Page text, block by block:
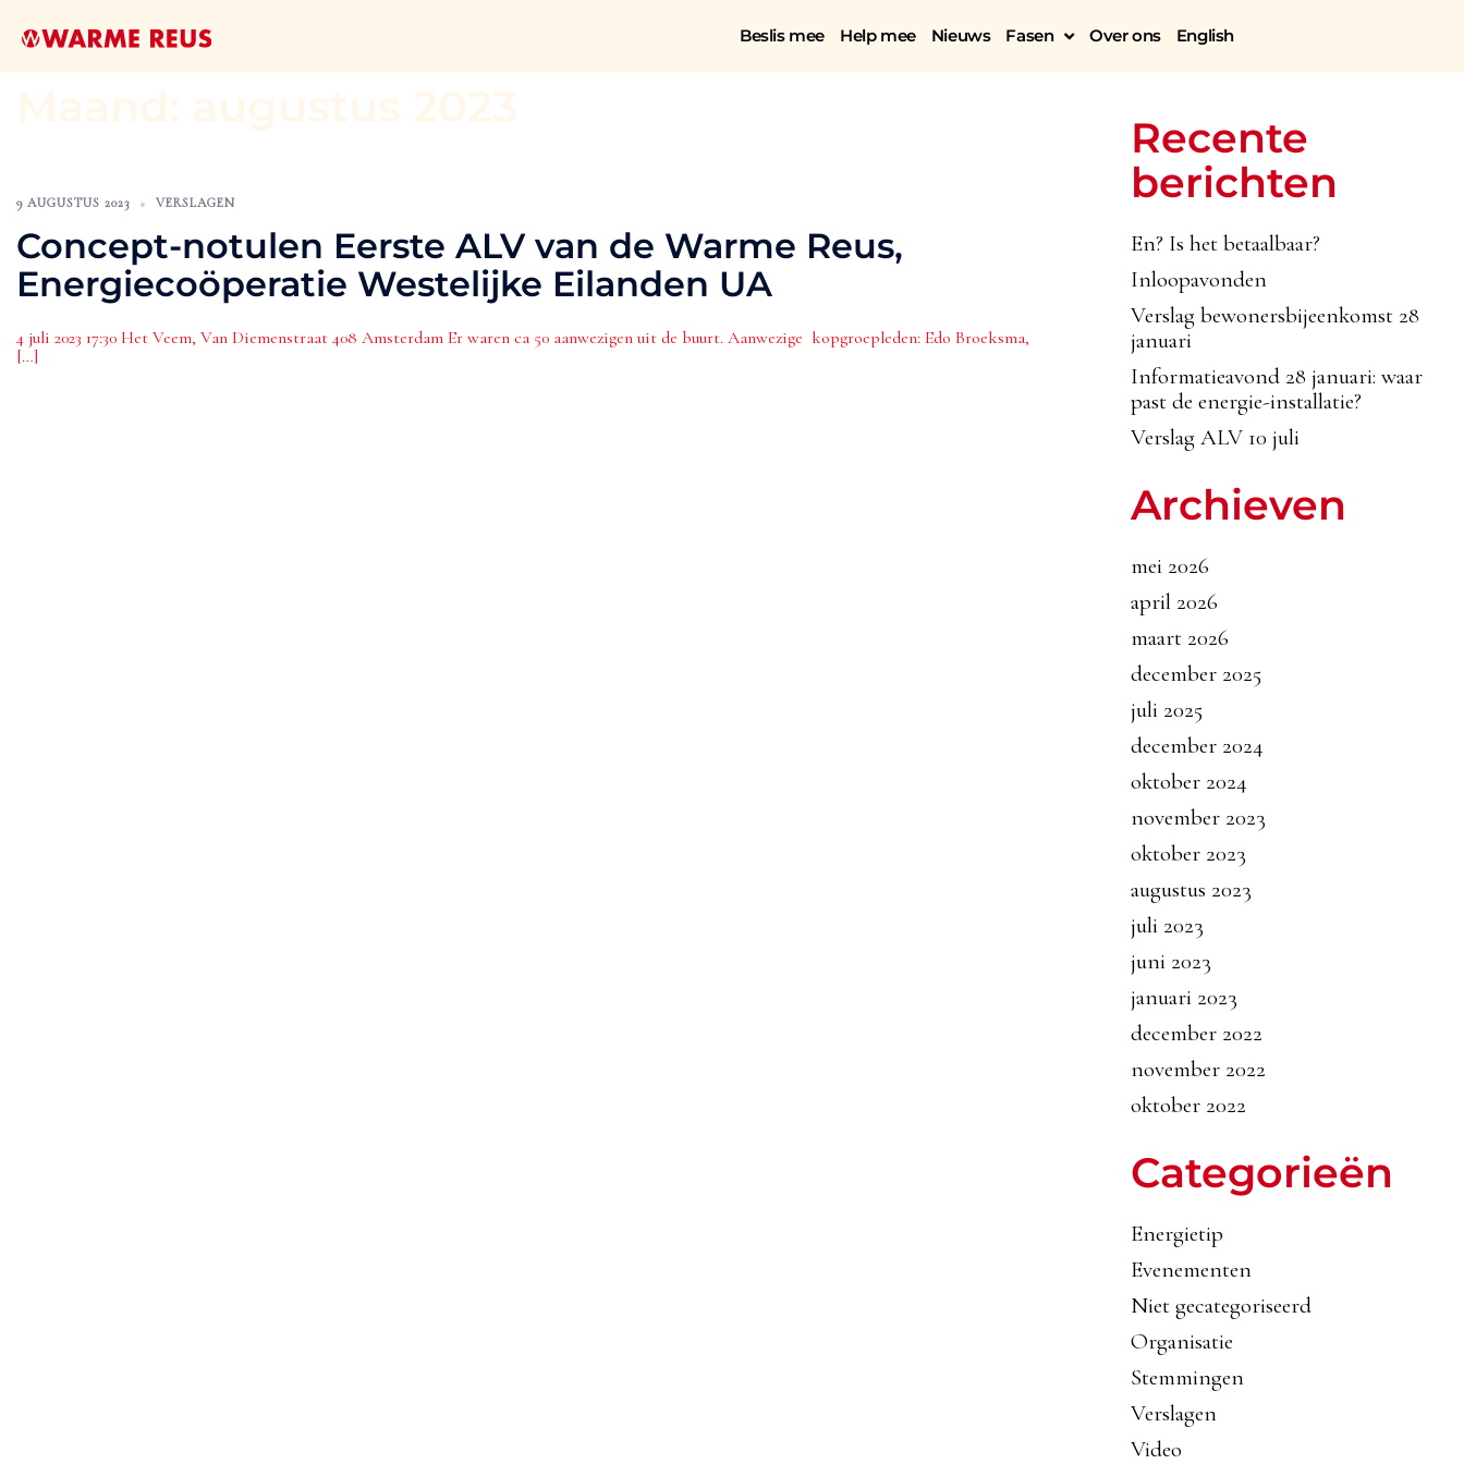
Beslis mee Help mee Nieuws Fasen Over ons English
9 AUGUSTUS 2023 VERSLAGEN
Concept-notulen Eerste ALV van de Warme Reus,
Energiecoöperatie Westelijke Eilanden UA
4 juli 2023 17:30 Het Veem, Van Diemenstraat 408 Amsterdam Er waren ca 50 aanwezigen uit de buurt. Aanwezige kopgroepleden: Edo Broeksma,
[…]
Recente
berichten
En? Is het betaalbaar?
Inloopavonden
Verslag bewonersbijeenkomst 28
januari
Informatieavond 28 januari: waar
past de energie-installatie?
Verslag ALV 10 juli
Archieven
mei 2026
april 2026
maart 2026
december 2025
juli 2025
december 2024
oktober 2024
november 2023
oktober 2023
augustus 2023
juli 2023
juni 2023
januari 2023
december 2022
november 2022
oktober 2022
Categorieën
Energietip
Evenementen
Niet gecategoriseerd
Organisatie
Stemmingen
Verslagen
Video